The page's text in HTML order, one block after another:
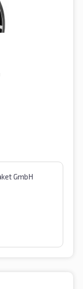
GmbH